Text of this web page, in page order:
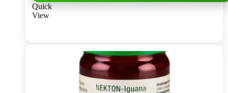
Quick
View